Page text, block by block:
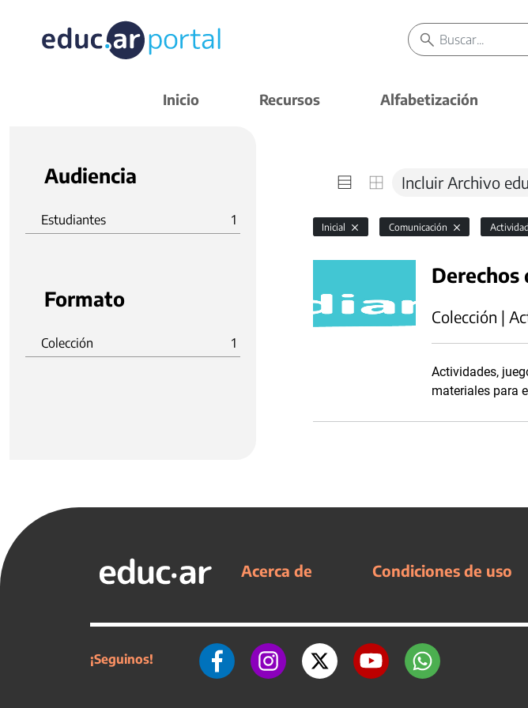
Inicio Recursos Alfabetización
Audiencia
Estudiantes 1
Formato
Colección 1
Incluir Archivo
Inicial Comunicación
Derechos
Colección |
Actividades,
materiales para
Acerca de Condiciones de uso
¡Seguinos!